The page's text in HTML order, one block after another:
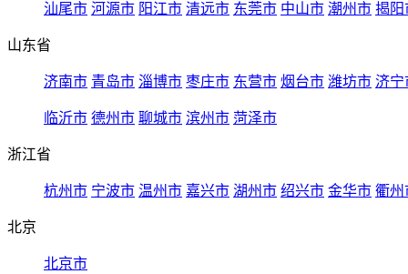
汕尾市 河源市 阳江市 清远市 东莞市 中山市 潮州市 揭阳
山东省
济南市 青岛市 淄博市 枣庄市 东营市 烟台市 潍坊市 济宁
临沂市 德州市 聊城市 滨州市 菏泽市
浙江省
杭州市 宁波市 温州市 嘉兴市 湖州市 绍兴市 金华市 衢州
北京
北京市